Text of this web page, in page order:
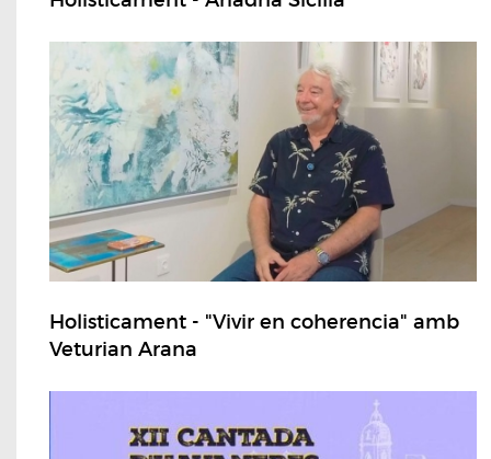
Holisticament - "Vivir en coherencia" amb
Veturian Arana